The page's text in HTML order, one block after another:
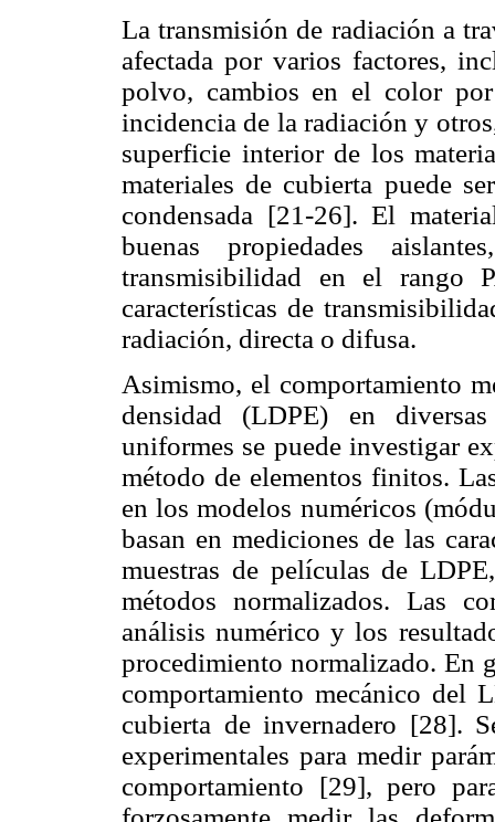
La transmisión de radiación a
afectada por varios factores,
polvo, cambios en el color
incidencia de la radiación y
superficie interior de los
materiales de cubierta puede
condensada [21-26]. El
buenas propiedades
transmisibilidad en el rango
características de
radiación, directa o difusa.
Asimismo, el comportamiento
densidad (LDPE) en
uniformes se puede investigar
método de elementos finitos.
en los modelos numéricos
basan en mediciones de las
muestras de películas de
métodos normalizados. Las
análisis numérico y los
procedimiento normalizado. En
comportamiento mecánico del
cubierta de invernadero [28].
experimentales para medir
comportamiento [29], pero